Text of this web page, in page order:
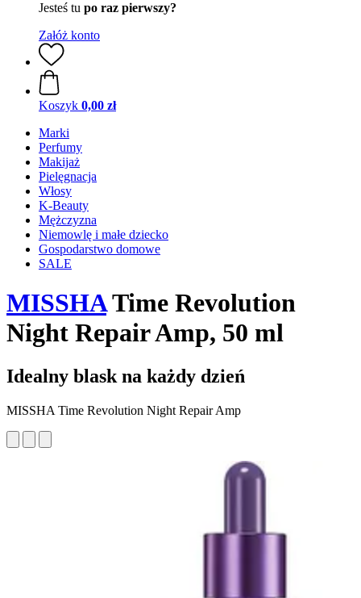
Jesteś tu po raz pierwszy?
Załóż konto
Koszyk 0,00 zł
Marki
Perfumy
Makijaż
Pielęgnacja
Włosy
K-Beauty
Mężczyzna
Niemowlę i małe dziecko
Gospodarstwo domowe
SALE
MISSHATime Revolution
Night Repair Amp, 50 ml
Idealny blask na każdy dzień
MISSHA Time Revolution Night Repair Amp